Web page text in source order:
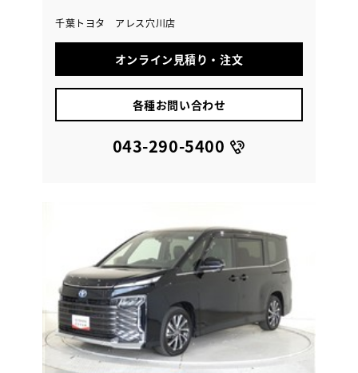
千葉トヨタ アレス穴川店
オンライン見積り・注文
各種お問い合わせ
043-290-5400